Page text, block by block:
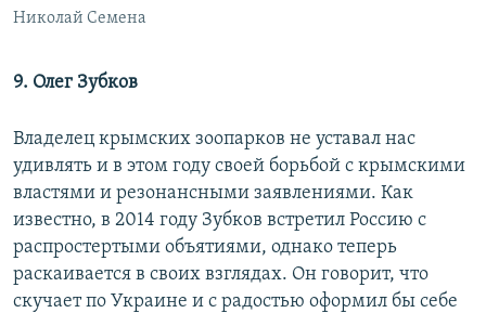
Николай Семена
9. Олег Зубков
Владелец крымских зоопарков не уставал нас
удивлять и в этом году своей борьбой с крымскими
властями и резонансными заявлениями. Как
известно, в 2014 году Зубков встретил Россию с
распростертыми объятиями, однако теперь
раскаивается в своих взглядах. Он говорит, что
скучает по Украине и с радостью оформил бы себе